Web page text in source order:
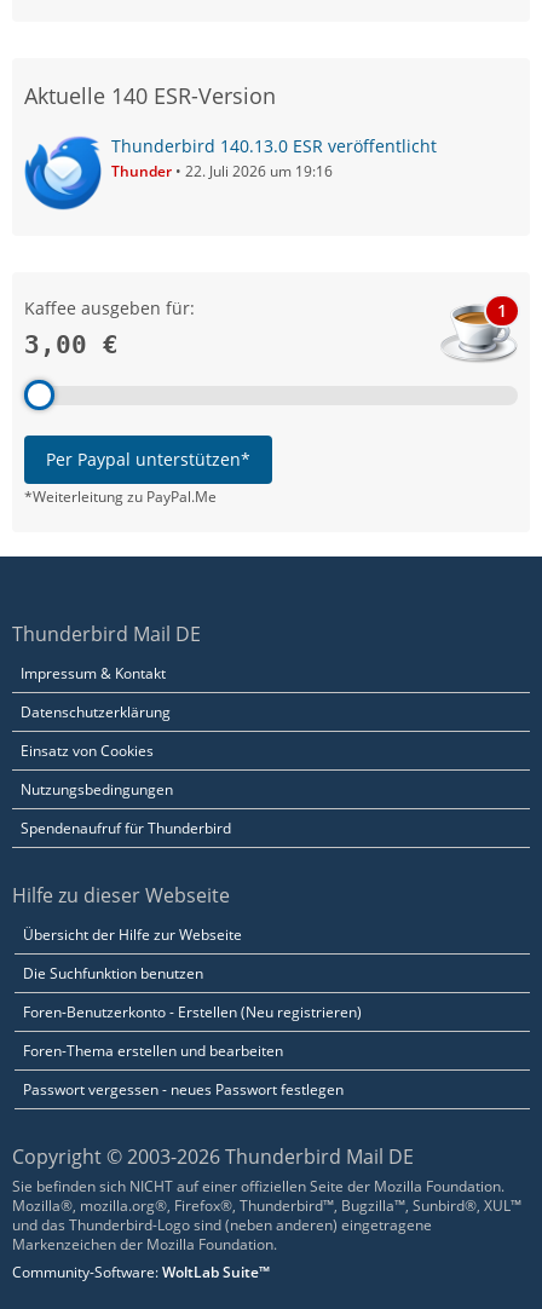
Aktuelle 140 ESR-Version
Thunderbird 140.13.0 ESR veröffentlicht
Thunder 22. Juli 2026 um 19:16
Kaffee ausgeben für:
3,00 €
1
Per Paypal unterstützen*
*Weiterleitung zu PayPal.Me
Thunderbird Mail DE
Impressum & Kontakt
Datenschutzerklärung
Einsatz von Cookies
Nutzungsbedingungen
Spendenaufruf für Thunderbird
Hilfe zu dieser Webseite
Übersicht der Hilfe zur Webseite
Die Suchfunktion benutzen
Foren-Benutzerkonto - Erstellen (Neu registrieren)
Foren-Thema erstellen und bearbeiten
Passwort vergessen - neues Passwort festlegen
Copyright © 2003-2026 Thunderbird Mail DE
Sie befinden sich NICHT auf einer offiziellen Seite der Mozilla Foundation.
Mozilla®, mozilla.org®, Firefox®, Thunderbird™, Bugzilla™, Sunbird®, XUL™
und das Thunderbird-Logo sind (neben anderen) eingetragene
Markenzeichen der Mozilla Foundation.
Community-Software:WoltLab Suite™